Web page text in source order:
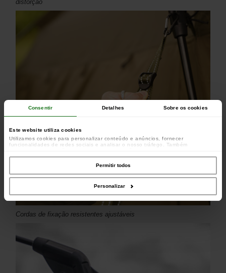
Consentir Detalhes Sobre os cookies
Este website utiliza cookies
Utilizamos cookies para personalizar conteúdo e anúncios, fornecer
funcionalidades de redes sociais e analisar o nosso tráfego. Também
parceiros de redes sociais, de publicidade e de análise, que as podem combinar
com outras informações que lhes forneceu ou recolhidas por estes a partir da
sua utilização dos respetivos serviços.
Permitir todos
Personalizar
distorção
Cordas de fixação resistentes ajustáveis